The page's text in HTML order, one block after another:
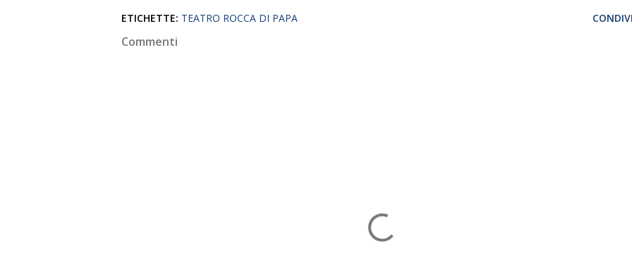
ETICHETTE: TEATRO ROCCA DI PAPA
Commenti